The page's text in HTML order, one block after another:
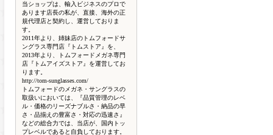
当ショップは、輸入ビジネスのプロで
あります店長の私が、直接、海外の正
規代理店と契約し、運営しておりま
す。
2011年より、姉妹店のトムフォードサ
ングラス専門店『トムストア』を、
2013年より、トムフォードメガネ専門
店『トムアイズストア』を運営してお
ります。
http://tom-sunglasses.com/
トムフォードのメガネ・サングラスの
取扱いにおいては、『品質管理のレベ
ル・価格のリーズナブルさ・納品の早
さ・品揃えの豊富さ・対応の迅速さ』
などの総合力では、当店が、国内トッ
プレベルであると自負しております。